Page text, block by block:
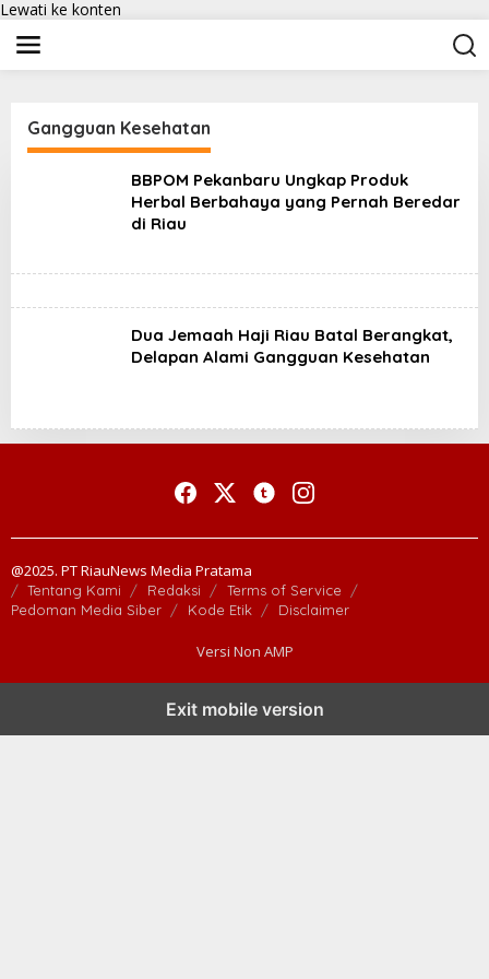
Lewati ke konten
Gangguan Kesehatan
BBPOM Pekanbaru Ungkap Produk
Herbal Berbahaya yang Pernah Beredar
di Riau
Dua Jemaah Haji Riau Batal Berangkat,
Delapan Alami Gangguan Kesehatan
@2025. PT RiauNews Media Pratama
Tentang Kami Redaksi
Terms of Service
Pedoman Media Siber
Kode Etik Disclaimer
Versi Non AMP
Exit mobile version